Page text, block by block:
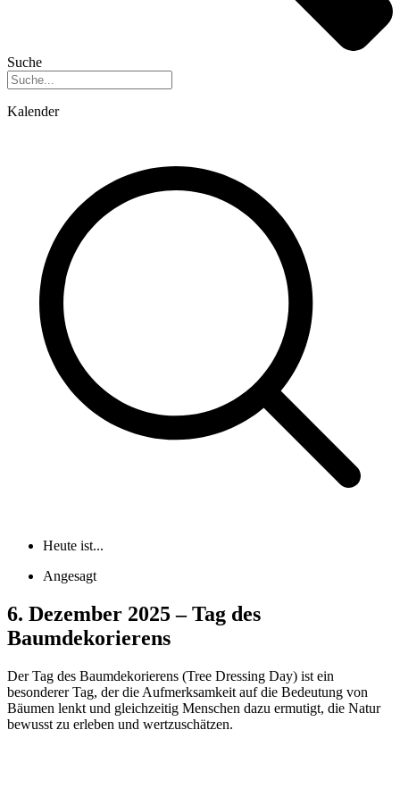
Suche
Kalender
Heute ist...
Angesagt
6. Dezember 2025 – Tag des
Baumdekorierens
Der Tag des Baumdekorierens (Tree Dressing Day) ist ein
besonderer Tag, der die Aufmerksamkeit auf die Bedeutung von
Bäumen lenkt und gleichzeitig Menschen dazu ermutigt, die Natur
bewusst zu erleben und wertzuschätzen.